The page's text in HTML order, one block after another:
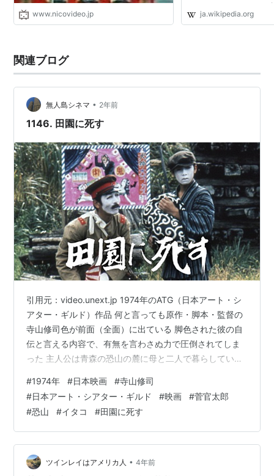
www.nicovideo.jp
されている。また、
基に三善晃が混声合唱曲
ja.wikipedia.org
関連ブログ
無人島シネマ • 2年前
1146. 田園に死す
引用元：video.unext.jp 1974年のATG（日本アート・シ
アター・ギルド）作品 何と言っても原作・脚本・監督の
寺山修司色が前面（全面）に出ている 脚色された彼の自
伝と言える内容で、有無を言わさぬ力で圧倒されてしま
った 主人公は青森の恐山の麓に母と二人で暮らしている
すぐに恐山に行ってイタコに死んだ父親の口寄せを頼ん
で、母親の愚痴を言っていた また隣の家に他所から嫁い
できた女性（八千草薫）がお気に入りで、近くから覗く
のが数少ない楽しみだった そんな私は、ある日母親とま
た口論になり、その時に村にやってきたサーカスの団員
たちから村の外の…
#1974年 #日本映画 #寺山修司
#日本アート・シアター・ギルド #映画 #菅官太郎
#恐山 #イタコ #田園に死す
ツインレイはアメリカ人 • 4年前